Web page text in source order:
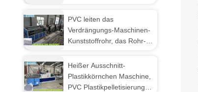
PVC leiten das
Verdrängungs-Maschinen-
Kunststoffrohr, das Rohr-
Fertigungsstraße der
Maschinerie-/PVC macht
Heißer Ausschnitt-
Plastikkörnchen Maschine,
PVC Plastikpelletisierungs-